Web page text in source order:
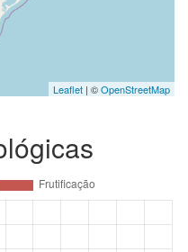
Leaflet | ©OpenStreetMap